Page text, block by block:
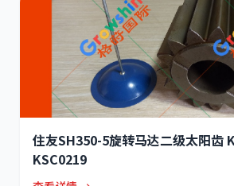
住友SH350-5旋转马达二级太阳齿
KSC0219